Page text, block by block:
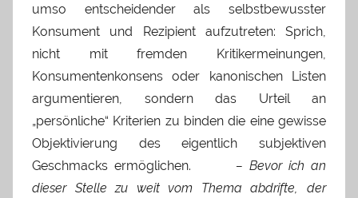
umso entscheidender als selbstbewusster
Konsument und Rezipient aufzutreten: Sprich,
nicht mit fremden Kritikermeinungen,
Konsumentenkonsens oder kanonischen Listen
argumentieren, sondern das Urteil an
„persönliche“ Kriterien zu binden die eine gewisse
Objektivierung des eigentlich subjektiven
Geschmacks ermöglichen. – Bevor ich an
dieser Stelle zu weit vom Thema abdrifte, der